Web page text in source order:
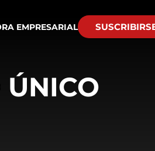
EMPRESARIAL
ÚNICO